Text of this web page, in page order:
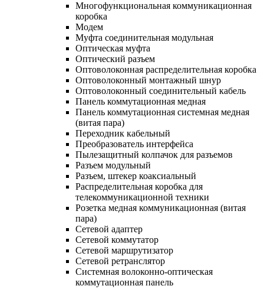
Многофункциональная коммуникационная
коробка
Модем
Муфта соединительная модульная
Оптическая муфта
Оптический разъем
Оптоволоконная распределительная коробка
Оптоволоконный монтажный шнур
Оптоволоконный соединительный кабель
Панель коммутационная медная
Панель коммутационная системная медная
(витая пара)
Переходник кабельный
Преобразователь интерфейса
Пылезащитный колпачок для разъемов
Разъем модульный
Разъем, штекер коаксиальный
Распределительная коробка для
телекоммуникационной техники
Розетка медная коммуникационная (витая
пара)
Сетевой адаптер
Сетевой коммутатор
Сетевой маршрутизатор
Сетевой ретранслятор
Системная волоконно-оптическая
коммутационная панель